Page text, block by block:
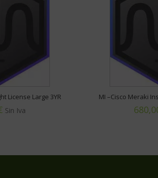
License Large 3YR MI –Cisco Meraki